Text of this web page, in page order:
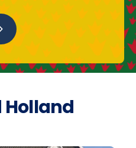
Holland